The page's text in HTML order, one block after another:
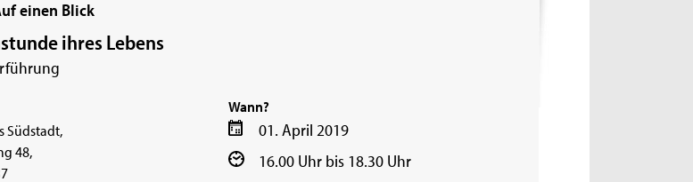
einen Blick
ihres Lebens
Wann?
01. April 2019
16.00 Uhr bis 18.30 Uhr
Südstadt,
48,